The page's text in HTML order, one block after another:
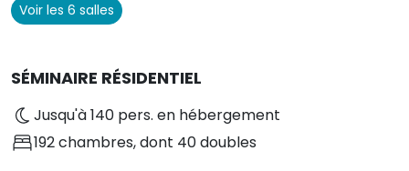
Voir les 6 salles
SÉMINAIRE RÉSIDENTIEL
Jusqu'à 140 pers. en hébergement
192 chambres, dont 40 doubles